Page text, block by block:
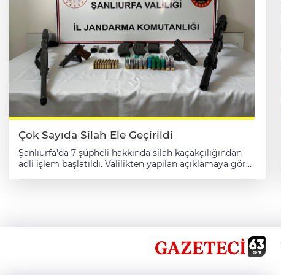
siteleri üzerinden yaklaşık 382 milyon liralık işlem
yaptıkları tespit edilen 28 şüpheli gözaltına alınmıştı.
Şüphelilerin adreslerindeki aramalarda 64 cep telefonu,
61 sim kart, 6 hard disk, 10 flash bellek, 8 bilgisayar,
kurusıkıdan bozma tabanca, 4 kurusıkı tabanca, tüfek, 7
şarjör, 180 mermi, 160 bin 65 lira, 5 ata altını, 3 yarım
altın, 11 çeyrek altın, 1 gramlık 4 altın, 9 altın yüzük, altın
bilezik ve küpe ele geçirilmişti.
Çok Sayıda Silah Ele Geçirildi
Şanlıurfa'da 7 şüpheli hakkında silah kaçakçılığından
adli işlem başlatıldı. Valilikten yapılan açıklamaya göre,
geçirildi. 7 şüpheli hakkında adli işlem başlatıldı.